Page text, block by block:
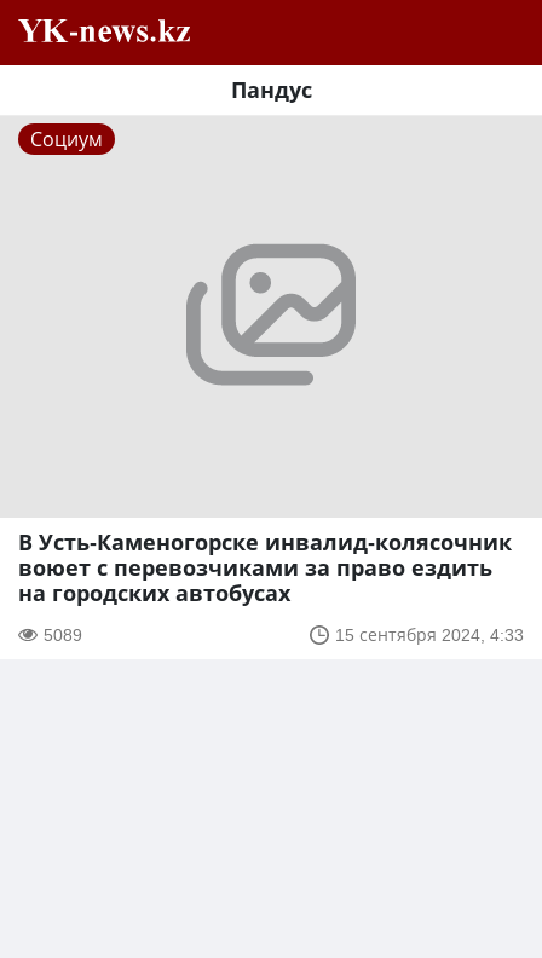
Пандус
Социум
В Усть-Каменогорске инвалид-колясочник
воюет с перевозчиками за право ездить
на городских автобусах
5089 15 сентября 2024, 4:33